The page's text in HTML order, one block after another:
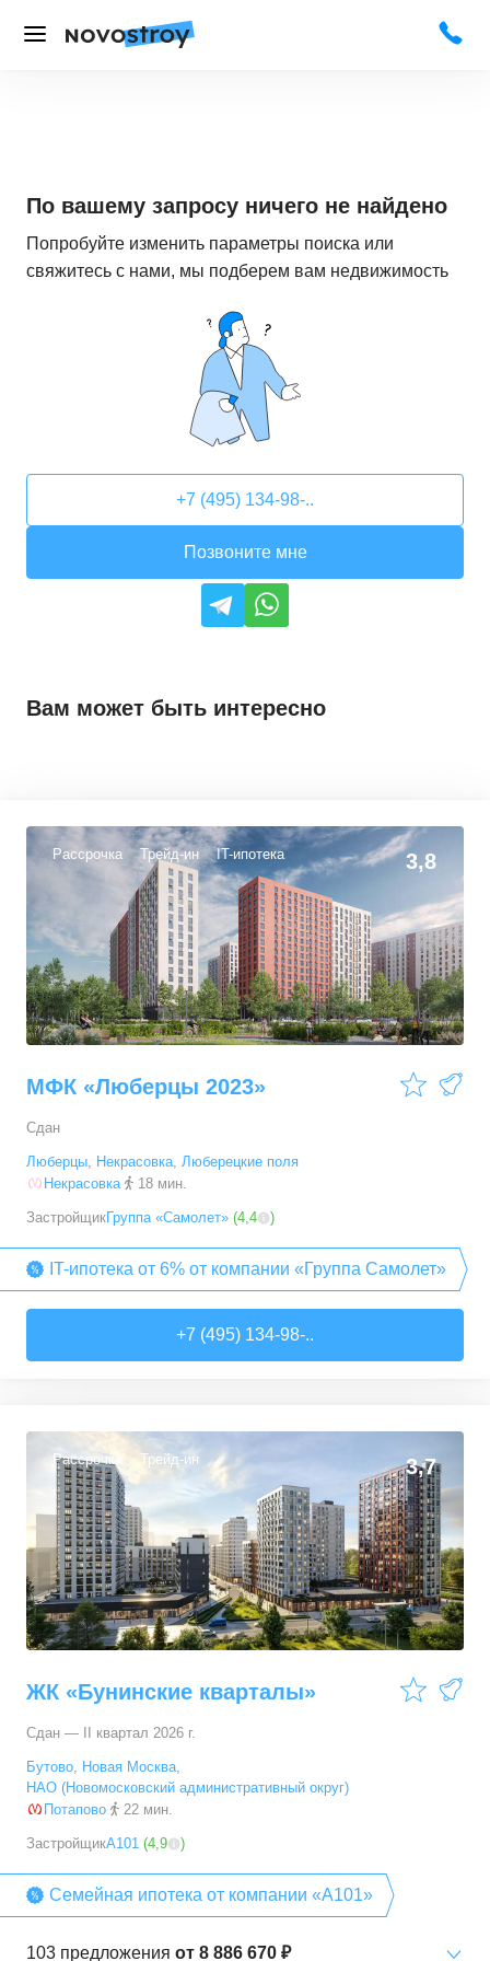
По вашему запросу ничего не найдено
Попробуйте изменить параметры поиска или
свяжитесь с нами, мы подберем вам недвижимость
+7 (495) 134-98-..
Позвоните мне
Вам может быть интересно
Рассрочка Трейд-ин IT-ипотека 3,8
МФК «Люберцы 2023»
Сдан
Люберцы, Некрасовка, Люберецкие поля
Некрасовка
18 мин.
ЗастройщикГруппа «Самолет» (4,4 )
IT-ипотека от 6% от компании «Группа Самолет»
+7 (495) 134-98-..
Рассрочка Трейд-ин 3,7
ЖК «Бунинские кварталы»
Сдан — II квартал 2026 г.
Бутово, Новая Москва,
НАО (Новомосковский административный округ)
Потапово
22 мин.
ЗастройщикА101 (4,9 )
Семейная ипотека от компании «А101»
103 предложения от 8 886 670 ₽